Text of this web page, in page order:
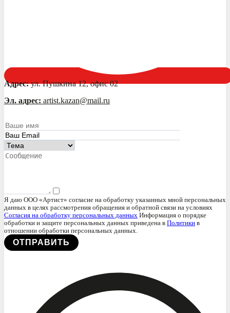
Адрес:ул. Пушкина 12, офис 02
Эл. адрес: artist.kazan@mail.ru
Я даю ООО «Артист» согласие на обработку указанных мной персональных
данных в целях рассмотрения обращения и обратной связи на условиях
Согласия на обработку персональных данных Информация о порядке
обработки и защите персональных данных приведена в Политики в
отношении обработки персональных данных.